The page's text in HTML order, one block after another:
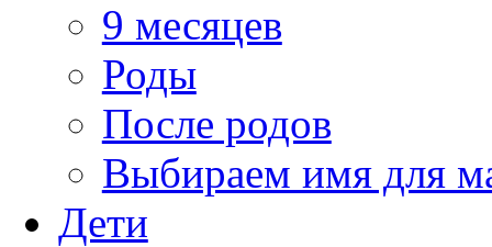
9 месяцев
Роды
После родов
Выбираем имя для
Дети